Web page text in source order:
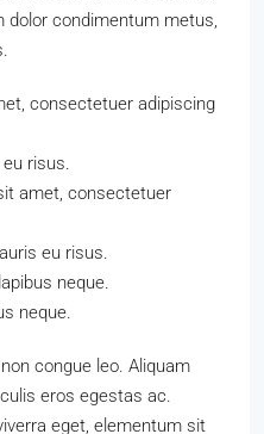
dolor condimentum metus,
consectetuer adipiscing
risus.
amet, consectetuer
eu risus.
neque.
neque.
congue leo. Aliquam
eros egestas ac.
eget, elementum sit